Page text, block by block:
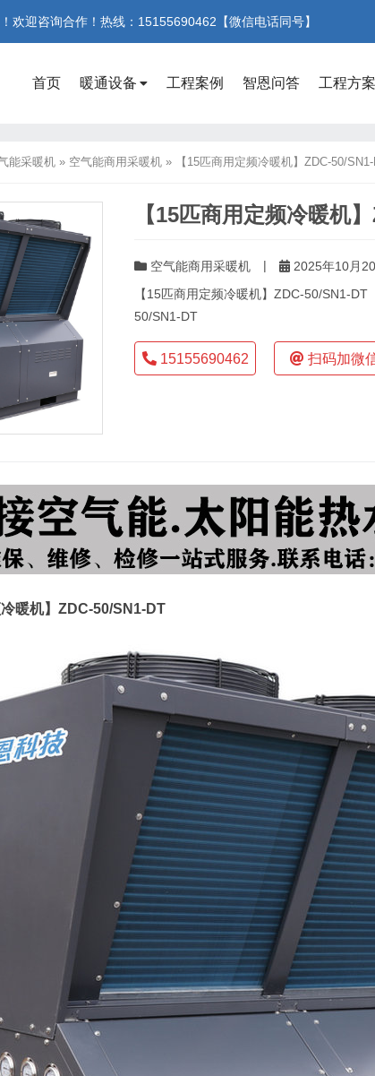
欢迎咨询合作！热线：15155690462【微信电话同号】
首页 暖通设备 工程案例 智恩问答 工程方案
能采暖机 » 空气能商用采暖机 » 【15匹商用定频冷暖机】ZDC-50/
【15匹商用定频冷暖机
空气能商用采暖机 |
2025年10月
【15匹商用定频冷暖机】ZDC-50/SN1-
50/SN1-DT
15155690462 扫码加微
冷暖机】ZDC-50/SN1-DT